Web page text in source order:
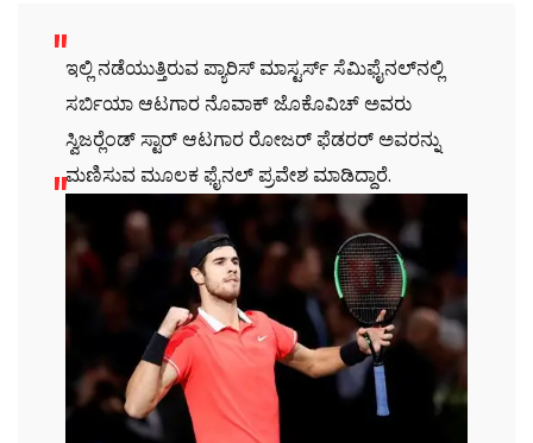
ಇಲ್ಲಿ ನಡೆಯುತ್ತಿರುವ ಪ್ಯಾರಿಸ್ ಮಾಸ್ಟರ್ಸ್ ಸೆಮಿಫೈನಲ್‍ನಲ್ಲಿ
ಸರ್ಬಿಯಾ ಆಟಗಾರ ನೊವಾಕ್ ಜೊಕೊವಿಚ್ ಅವರು
ಸ್ವಿಜರ್‍ಲೆಂಡ್ ಸ್ಟಾರ್ ಆಟಗಾರ ರೋಜರ್ ಫೆಡರರ್ ಅವರನ್ನು
ಮಣಿಸುವ ಮೂಲಕ ಫೈನಲ್ ಪ್ರವೇಶ ಮಾಡಿದ್ದಾರೆ.